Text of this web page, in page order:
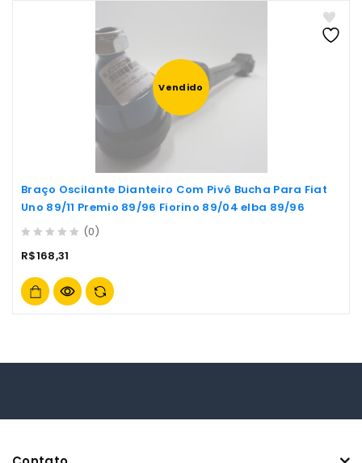
Vendido
Braço Oscilante Dianteiro Com Pivô Bucha Para Fiat
Uno 89/11 Premio 89/96 Fiorino 89/04 elba 89/96
out
5
(0)
R$168,31